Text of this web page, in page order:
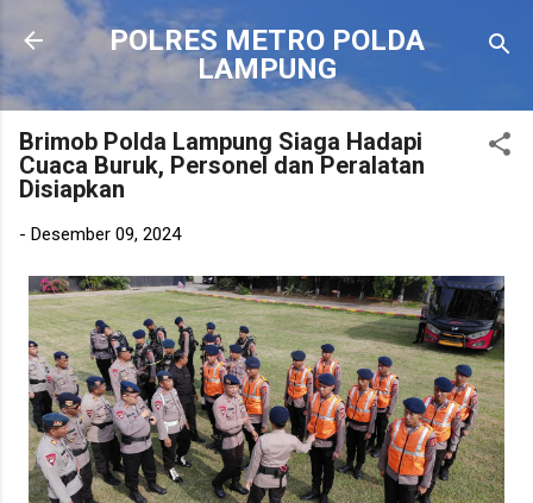
Langsung ke konten utama
POLRES METRO POLDA
LAMPUNG
Brimob Polda Lampung Siaga Hadapi
Cuaca Buruk, Personel dan Peralatan
Disiapkan
- Desember 09, 2024